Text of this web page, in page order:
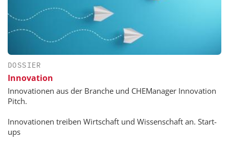
DOSSIER
Innovation
Innovationen aus der Branche und CHEManager Innovation
Pitch.
Innovationen treiben Wirtschaft und Wissenschaft an. Start-
ups